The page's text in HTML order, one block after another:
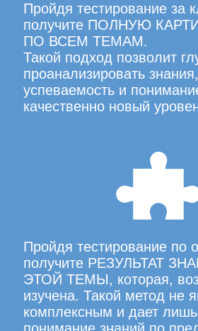
Пройдя тестирование за
получите ПОЛНУЮ
ПО ВСЕМ ТЕМАМ.
Такой подход позволит
проанализировать
успеваемость и
качественно новый
Пройдя тестирование по
получите РЕЗУЛЬТАТ
ЭТОЙ ТЕМЫ, которая,
изучена. Такой метод не
комплексным и дает лишь